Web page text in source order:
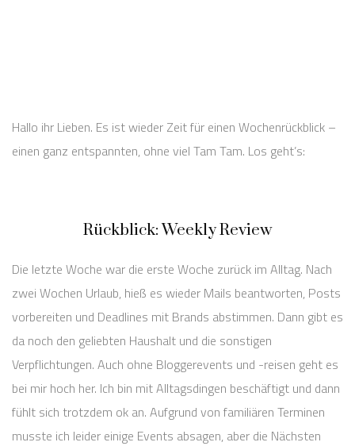
Hallo ihr Lieben. Es ist wieder Zeit für einen Wochenrückblick –
einen ganz entspannten, ohne viel Tam Tam. Los geht’s:
Rückblick: Weekly Review
Die letzte Woche war die erste Woche zurück im Alltag. Nach
zwei Wochen Urlaub, hieß es wieder Mails beantworten, Posts
vorbereiten und Deadlines mit Brands abstimmen. Dann gibt es
da noch den geliebten Haushalt und die sonstigen
Verpflichtungen. Auch ohne Bloggerevents und -reisen geht es
bei mir hoch her. Ich bin mit Alltagsdingen beschäftigt und dann
fühlt sich trotzdem ok an. Aufgrund von familiären Terminen
musste ich leider einige Events absagen, aber die Nächsten